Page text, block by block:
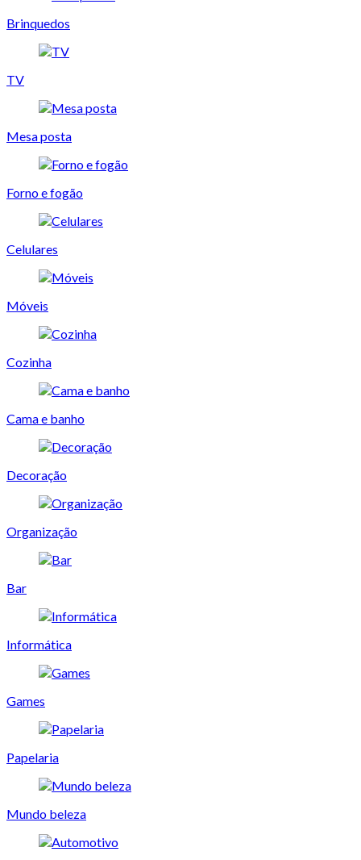
Brinquedos
TV
Mesa posta
Forno e fogão
Celulares
Móveis
Cozinha
Cama e banho
Decoração
Organização
Bar
Informática
Games
Papelaria
Mundo beleza